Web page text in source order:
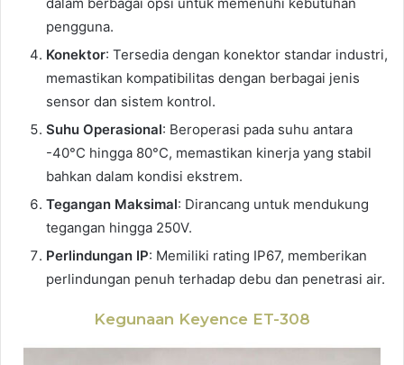
pengguna.
Konektor: Tersedia dengan konektor standar industri,
memastikan kompatibilitas dengan berbagai jenis
sensor dan sistem kontrol.
Suhu Operasional: Beroperasi pada suhu antara
-40°C hingga 80°C, memastikan kinerja yang stabil
bahkan dalam kondisi ekstrem.
Tegangan Maksimal: Dirancang untuk mendukung
tegangan hingga 250V.
Perlindungan IP: Memiliki rating IP67, memberikan
perlindungan penuh terhadap debu dan penetrasi air.
Kegunaan Keyence ET-308